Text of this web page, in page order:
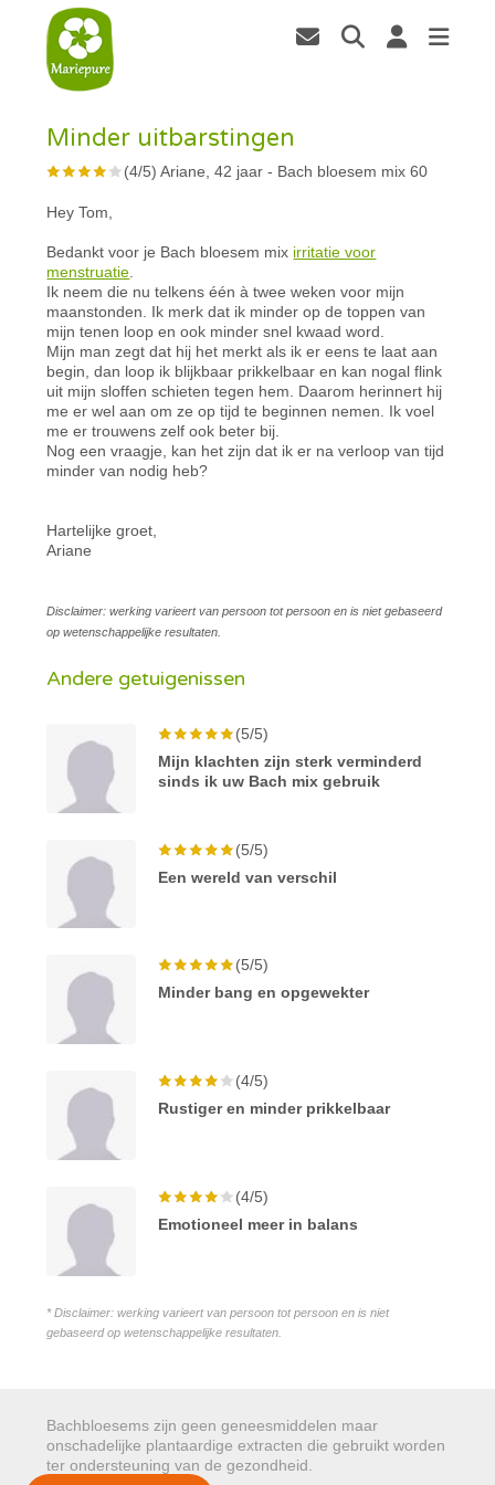
Minder uitbarstingen
(4/5)Ariane, 42 jaar - Bach bloesem mix 60
Hey Tom,
Bedankt voor je Bach bloesem mix irritatie voor
menstruatie
Ik neem die nu telkens één à twee weken voor mijn
maanstonden. Ik merk dat ik minder op de toppen van
mijn tenen loop en ook minder snel kwaad word.
Mijn man zegt dat hij het merkt als ik er eens te laat aan
begin, dan loop ik blijkbaar prikkelbaar en kan nogal flink
uit mijn sloffen schieten tegen hem. Daarom herinnert hij
me er wel aan om ze op tijd te beginnen nemen. Ik voel
me er trouwens zelf ook beter bij.
Nog een vraagje, kan het zijn dat ik er na verloop van tijd
minder van nodig heb?
Hartelijke groet,
Ariane
Disclaimer: werking varieert van persoon tot persoon en is niet gebaseerd
op wetenschappelijke resultaten.
Andere getuigenissen
(5/5)
Mijn klachten zijn sterk verminderd
sinds ik uw Bach mix gebruik
(5/5)
Een wereld van verschil
(5/5)
Minder bang en opgewekter
(4/5)
Rustiger en minder prikkelbaar
(4/5)
Emotioneel meer in balans
* Disclaimer: werking varieert van persoon tot persoon en is niet
gebaseerd op wetenschappelijke resultaten.
Bachbloesems zijn geen geneesmiddelen maar
onschadelijke plantaardige extracten die gebruikt worden
ter ondersteuning van de gezondheid.